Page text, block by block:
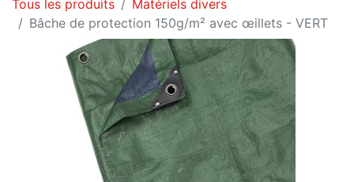
Tous les produits
Matériels divers
Bâche de protection 150g/m² avec œillets - VERT